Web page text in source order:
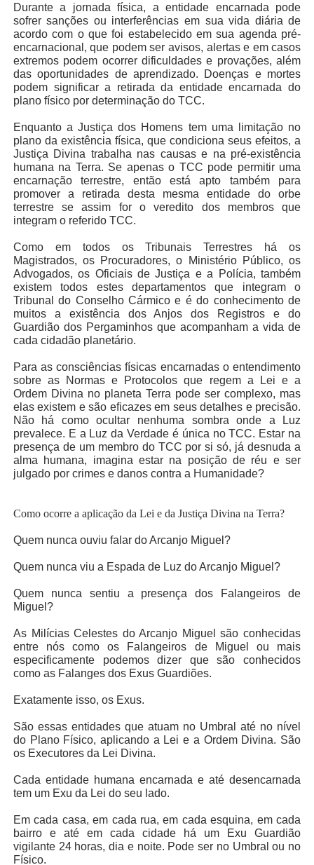
Durante a jornada física, a entidade encarnada pode
sofrer sanções ou interferências em sua vida diária de
acordo com o que foi estabelecido em sua agenda pré-
encarnacional, que podem ser avisos, alertas e em casos
extremos podem ocorrer dificuldades e provações, além
das oportunidades de aprendizado. Doenças e mortes
podem significar a retirada da entidade encarnada do
plano físico por determinação do TCC.
Enquanto a Justiça dos Homens tem uma limitação no
plano da existência física, que condiciona seus efeitos, a
Justiça Divina trabalha nas causas e na pré-existência
humana na Terra. Se apenas o TCC pode permitir uma
encarnação terrestre, então está apto também para
promover a retirada desta mesma entidade do orbe
terrestre se assim for o veredito dos membros que
integram o referido TCC.
Como em todos os Tribunais Terrestres há os
Magistrados, os Procuradores, o Ministério Público, os
Advogados, os Oficiais de Justiça e a Polícia, também
existem todos estes departamentos que integram o
Tribunal do Conselho Cármico e é do conhecimento de
muitos a existência dos Anjos dos Registros e do
Guardião dos Pergaminhos que acompanham a vida de
cada cidadão planetário.
Para as consciências físicas encarnadas o entendimento
sobre as Normas e Protocolos que regem a Lei e a
Ordem Divina no planeta Terra pode ser complexo, mas
elas existem e são eficazes em seus detalhes e precisão.
Não há como ocultar nenhuma sombra onde a Luz
prevalece. E a Luz da Verdade é única no TCC. Estar na
presença de um membro do TCC por si só, já desnuda a
alma humana, imagina estar na posição de réu e ser
julgado por crimes e danos contra a Humanidade?
Como ocorre a aplicação da Lei e da Justiça Divina na Terra?
Quem nunca ouviu falar do Arcanjo Miguel?
Quem nunca viu a Espada de Luz do Arcanjo Miguel?
Quem nunca sentiu a presença dos Falangeiros de
Miguel?
As Milícias Celestes do Arcanjo Miguel são conhecidas
entre nós como os Falangeiros de Miguel ou mais
especificamente podemos dizer que são conhecidos
como as Falanges dos Exus Guardiões.
Exatamente isso, os Exus.
São essas entidades que atuam no Umbral até no nível
do Plano Físico, aplicando a Lei e a Ordem Divina. São
os Executores da Lei Divina.
Cada entidade humana encarnada e até desencarnada
tem um Exu da Lei do seu lado.
Em cada casa, em cada rua, em cada esquina, em cada
bairro e até em cada cidade há um Exu Guardião
vigilante 24 horas, dia e noite. Pode ser no Umbral ou no
Físico.